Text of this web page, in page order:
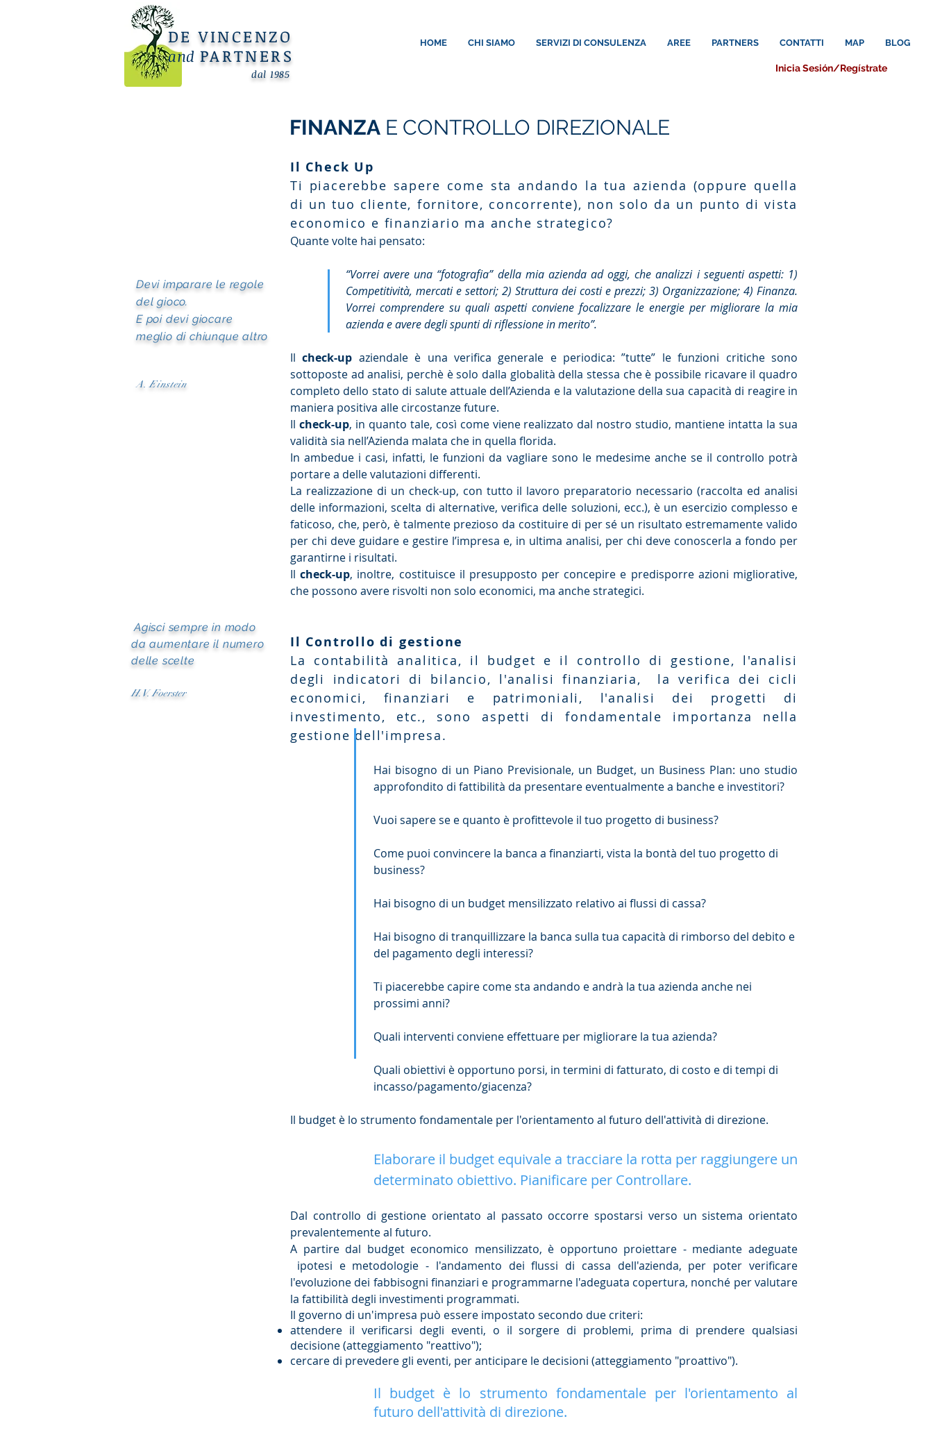
DE VINCENZO
and PARTNERS
HOME CHI SIAMO SERVIZI DI CONSULENZA AREE PARTNERS CONTATTI MAP BLOG
Inicia Sesión/Regístrate
dal 1985
Devi imparare le regole
del gioco.
E poi devi giocare
meglio di chiunque altro
A. Einstein
Agisci sempre in modo
da aumentare il numero
delle scelte
H.V. Foerster
FINANZA E CONTROLLO DIREZIONALE
Il Check Up
Ti piacerebbe sapere come sta andando la tua azienda (oppure quella
di un tuo cliente, fornitore, concorrente), non solo da un punto di vista
economico e finanziario ma anche strategico?
Quante volte hai pensato:
“Vorrei avere una “fotografia” della mia azienda ad oggi, che analizzi i seguenti aspetti: 1)
Competitività, mercati e settori; 2) Struttura dei costi e prezzi; 3) Organizzazione; 4) Finanza.
Vorrei comprendere su quali aspetti conviene focalizzare le energie per migliorare la mia
azienda e avere degli spunti di riflessione in merito”.
Ilcheck-up aziendale è una verifica generale e periodica: ”tutte” le funzioni critiche sono
sottoposte ad analisi, perchè è solo dalla globalità della stessa che è possibile ricavare il quadro
completo dello stato di salute attuale dell’Azienda e la valutazione della sua capacità di reagire in
maniera positiva alle circostanze future.
Il check-up, in quanto tale, così come viene realizzato dal nostro studio, mantiene intatta la sua
validità sia nell’Azienda malata che in quella florida.
In ambedue i casi, infatti, le funzioni da vagliare sono le medesime anche se il controllo potrà
portare a delle valutazioni differenti.
La realizzazione di un check-up, con tutto il lavoro preparatorio necessario (raccolta ed analisi
delle informazioni, scelta di alternative, verifica delle soluzioni, ecc.), è un esercizio complesso e
faticoso, che, però, è talmente prezioso da costituire di per sé un risultato estremamente valido
per chi deve guidare e gestire l’impresa e, in ultima analisi, per chi deve conoscerla a fondo per
garantirne i risultati.
Ilcheck-up, inoltre, costituisce il presupposto per concepire e predisporre azioni migliorative,
che possono avere risvolti non solo economici, ma anche strategici.
Il Controllo di gestione
La contabilità analitica, il budget e il controllo di gestione, l'analisi
degli indicatori di bilancio, l'analisi finanziaria, la verifica dei cicli
economici, finanziari e patrimoniali, l'analisi dei progetti di
investimento, etc., sono aspetti di fondamentale importanza nella
gestione dell'impresa.
Hai bisogno di un Piano Previsionale, un Budget, un Business Plan: uno studio
approfondito di fattibilità da presentare eventualmente a banche e investitori?
Vuoi sapere se e quanto è profittevole il tuo progetto di business?
Come puoi convincere la banca a finanziarti, vista la bontà del tuo progetto di
business?
Hai bisogno di un budget mensilizzato relativo ai flussi di cassa?
Hai bisogno di tranquillizzare la banca sulla tua capacità di rimborso del debito e
del pagamento degli interessi?
Ti piacerebbe capire come sta andando e andrà la tua azienda anche nei
prossimi anni?
Quali interventi conviene effettuare per migliorare la tua azienda?
Quali obiettivi è opportuno porsi, in termini di fatturato, di costo e di tempi di
incasso/pagamento/giacenza?
Il budget è lo strumento fondamentale per l'orientamento al futuro dell'attività di direzione.
Elaborare il budget equivale a tracciare la rotta per raggiungere un
determinato obiettivo. Pianificare per Controllare.
Dal controllo di gestione orientato al passato occorre spostarsi verso un sistema orientato
prevalentemente al futuro.
A partire dal budget economico mensilizzato, è opportuno proiettare - mediante adeguate
ipotesi e metodologie - l'andamento dei flussi di cassa dell'azienda, per poter verificare
l'evoluzione dei fabbisogni finanziari e programmarne l'adeguata copertura, nonché per valutare
la fattibilità degli investimenti programmati.
Il governo di un'impresa può essere impostato secondo due criteri:
attendere il verificarsi degli eventi, o il sorgere di problemi, prima di prendere qualsiasi
decisione (atteggiamento "reattivo");
cercare di prevedere gli eventi, per anticipare le decisioni (atteggiamento "proattivo").
Il budget è lo strumento fondamentale per l'orientamento al
futuro dell'attività di direzione.